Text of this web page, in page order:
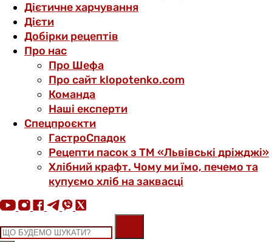
Дієтичне харчування
Дієти
Добірки рецептів
Про нас
Про Шефа
Про сайт klopotenko.com
Команда
Наші експерти
Спецпроєкти
ГастроСпадок
Рецепти пасок з ТМ «Львівські дріжджі»
Хлібний крафт. Чому ми їмо, печемо та
купуємо хліб на заквасці